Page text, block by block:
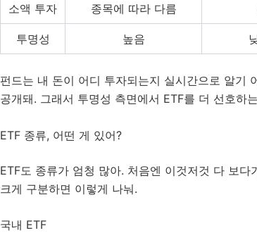
소액 투자 종목에 따라 다름
투명성 높음
펀드는 내 돈이 어디 투자되는지 실시간으로 알기
공개돼. 그래서 투명성 측면에서 ETF를 더 선호하
ETF 종류, 어떤 게 있어?
ETF도 종류가 엄청 많아. 처음엔 이것저것 다 보
크게 구분하면 이렇게 나눠.
국내 ETF